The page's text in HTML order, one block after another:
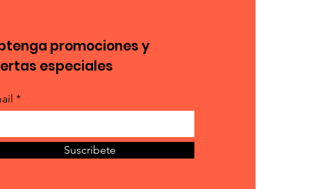
promociones y
especiales
*
Suscribete